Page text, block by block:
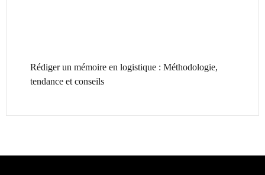
Rédiger un mémoire en logistique : Méthodologie,
tendance et conseils